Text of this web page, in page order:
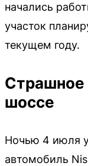
начались
участок
текущем году.
Страшное
шоссе
Ночью 4 июля
автомобиль